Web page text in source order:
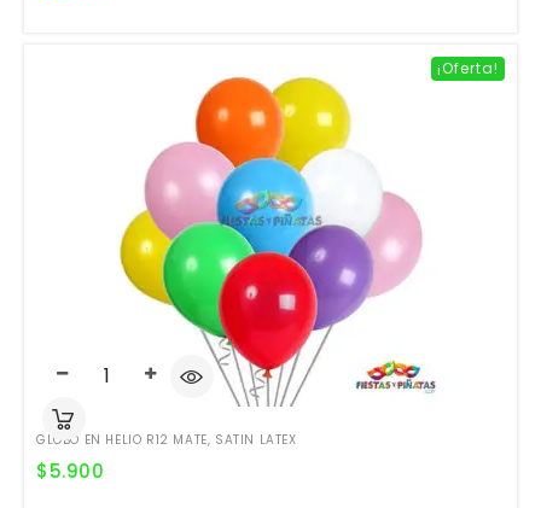
¡Oferta!
GLOBO EN HELIO R12 MATE, SATIN LATEX
$5.900